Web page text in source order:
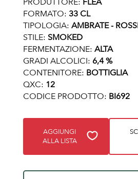
FORMATO: 33 CL
TIPOLOGIA: AMBRATE -
STILE: SMOKED
FERMENTAZIONE: ALTA
GRADI ALCOLICI: 6,4 %
CONTENITORE: BOTTIGLIA
QXC: 12
CODICE PRODOTTO: BI692
AGGIUNGI
ALLA LISTA